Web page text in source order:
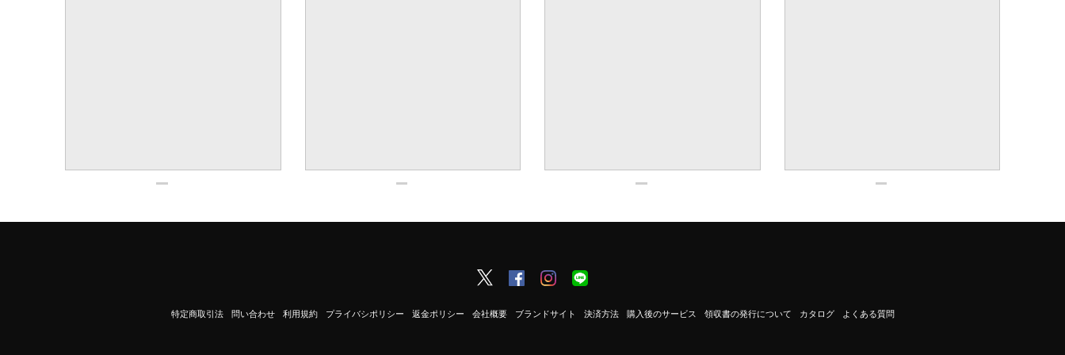
特定商取引法 問い合わせ 利用規約 プライバシポリシー 返金ポリシー 会社概要 ブランドサイト 決済方法 購入後のサービス 領収書の発行について カタログ よくある質問